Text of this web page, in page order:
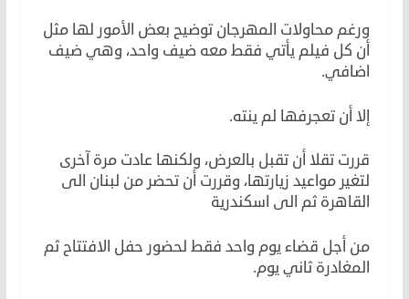
ورغم محاولات المهرجان توضيح بعض الأمور لها مثل
أن كل فيلم يأتي فقط معه ضيف واحد، وهي ضيف
اضافي.
إلا أن تعجرفها لم ينته.
قررت تقلا أن تقبل بالعرض، ولكنها عادت مرة آخرى
لتغير مواعيد زيارتها، وقررت أن تحضر من لبنان الى
القاهرة ثم الى اسكندرية
من أجل قضاء يوم واحد فقط لحضور حفل الافتتاح ثم
المغادرة ثاني يوم.